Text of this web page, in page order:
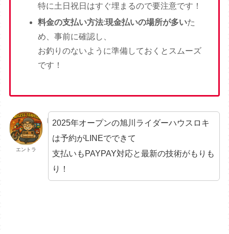
特に土日祝日はすぐ埋まるので要注意です！
料金の支払い方法:現金払いの場所が多いた
め、事前に確認し、
お釣りのないように準備しておくとスムーズ
です！
エントラ
2025年オープンの旭川ライダーハウスロキ
は予約がLINEでできて
支払いもPAYPAY対応と最新の技術がもりも
り！